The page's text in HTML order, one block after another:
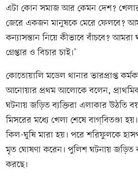
এটা কোন সমাজ আর কেমন দেশ?
জেরে একজন মানুষকে মেরে ফেলবে?
কন্যাসন্তান নিয়ে কীভাবে বাঁচবে?
গ্রেপ্তার ও বিচার চাই।’
কোতোয়ালি মডেল থানার ভারপ্রাপ্ত
আনোয়ার প্রথম আলোকে বলেন,
ঘটনায় জড়িত ব্যক্তিরা এলাকার উঠতি
মিসরের মধ্যে খেলা শেষে বাগ্‌বিতণ্ডা
কিল-ঘুষি মারা হয়। পরে শরিফুলকে
মৃত ঘোষণা করেন। পুলিশ ঘটনায় জড়িত
করছে।